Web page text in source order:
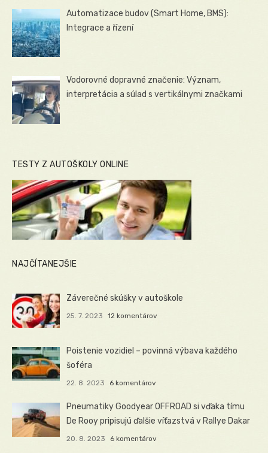
Automatizace budov (Smart Home, BMS):
Integrace a řízení
Vodorovné dopravné značenie: Význam,
interpretácia a súlad s vertikálnymi značkami
TESTY Z AUTOŠKOLY ONLINE
NAJČÍTANEJŠIE
Záverečné skúšky v autoškole
25. 7. 2023 12 komentárov
Poistenie vozidiel – povinná výbava každého
šoféra
22. 8. 2023 6 komentárov
Pneumatiky Goodyear OFFROAD si vďaka tímu
De Rooy pripisujú ďalšie víťazstvá v Rallye Dakar
20. 8. 2023 6 komentárov